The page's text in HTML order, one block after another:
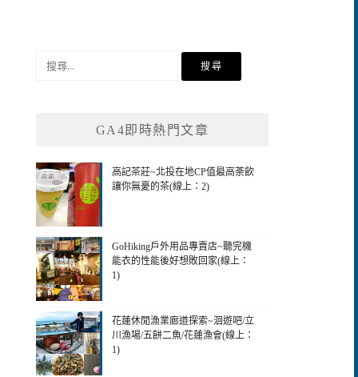
GA4即時熱門文章
高記茶莊~北投在地CP值最高荼飲
讓你無憂的茶(線上：2)
GoHiking戶外用品專賣店~聽完機
能衣的性能後好想敗回家(線上：
1)
花蓮休閒漁業廊道探索~洄遊吧/立
川漁場/五餅二魚/花蓮漁會(線上：
1)